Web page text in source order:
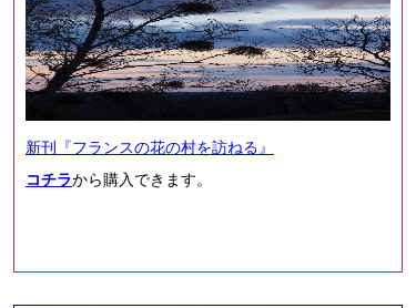
新刊『フランスの花の村を訪ねる』
コチラから購入できます。